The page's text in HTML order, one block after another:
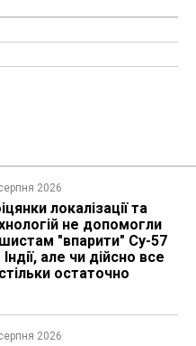
2026
локалізації та
не допомогли
"впарити" Су-57
але чи дійсно все
остаточно
2026